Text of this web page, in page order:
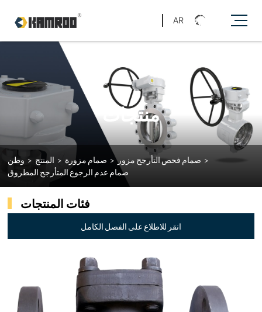
AR
منتجات
وطن > المنتج > صمام مزورة > صمام فحص التأرجح مزور >
صمام عدم الرجوع المتأرجح المطروق
فئات المنتجات
انقر للاطلاع على الفصل الكامل